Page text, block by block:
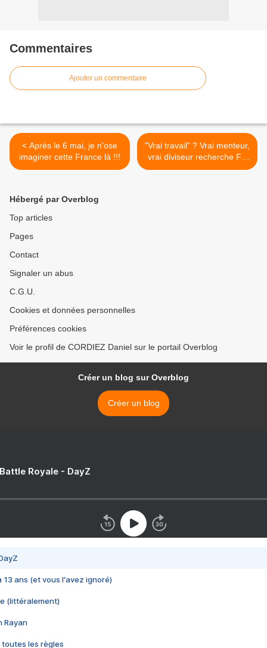
Commentaires
Ajouter un commentaire
< Après le 6 mai, je n'ose
imaginer cette France là !!!
"Vrai travail" ? Vrai menteur,
vrai diviseur recherche FN
désespérément >
Hébergé par Overblog
Top articles
Pages
Contact
Signaler un abus
C.G.U.
Cookies et données personnelles
Préférences cookies
Voir le profil de CORDIEZ Daniel sur le portail Overblog
Créer un blog sur Overblog
Créer un blog
Royale - DayZ
13 ans (et vous l'avez ignoré)
(littéralement)
Rayan
toutes les règles